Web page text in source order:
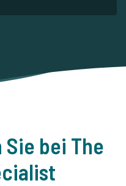
bei The